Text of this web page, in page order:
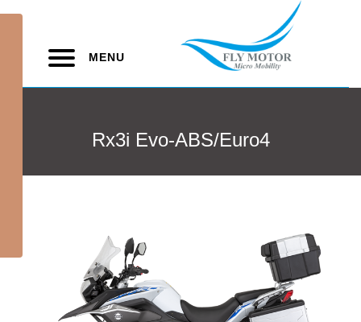
MENU
Rx3i Evo-ABS/Euro4